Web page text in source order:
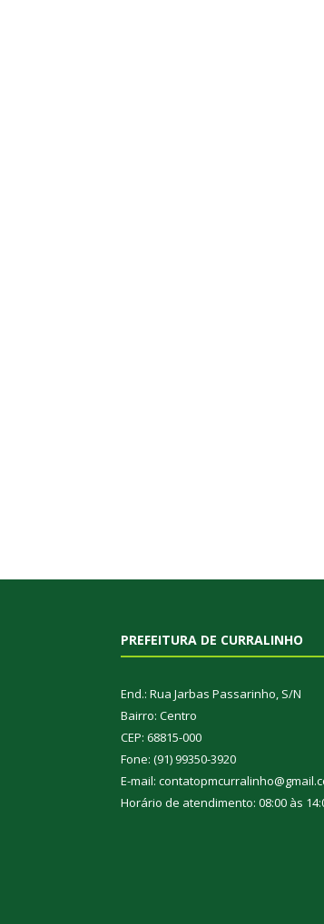
PREFEITURA DE CURRALINHO
End.: Rua Jarbas Passarinho, S/N
Bairro: Centro
CEP: 68815-000
Fone: (91) 99350-3920
E-mail:
Horário de atendimento: 08:00 às